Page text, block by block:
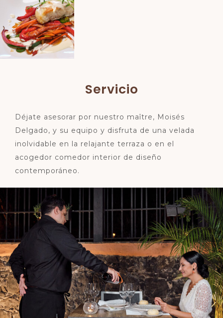
Servicio
Déjate asesorar por nuestro maître, Moisés
Delgado, y su equipo y disfruta de una velada
inolvidable en la relajante terraza o en el
acogedor comedor interior de diseño
contemporáneo.